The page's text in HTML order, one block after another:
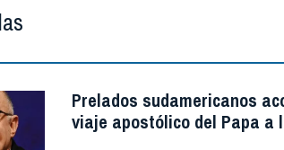
Prelados sudamericanos
viaje apostólico del Papa a